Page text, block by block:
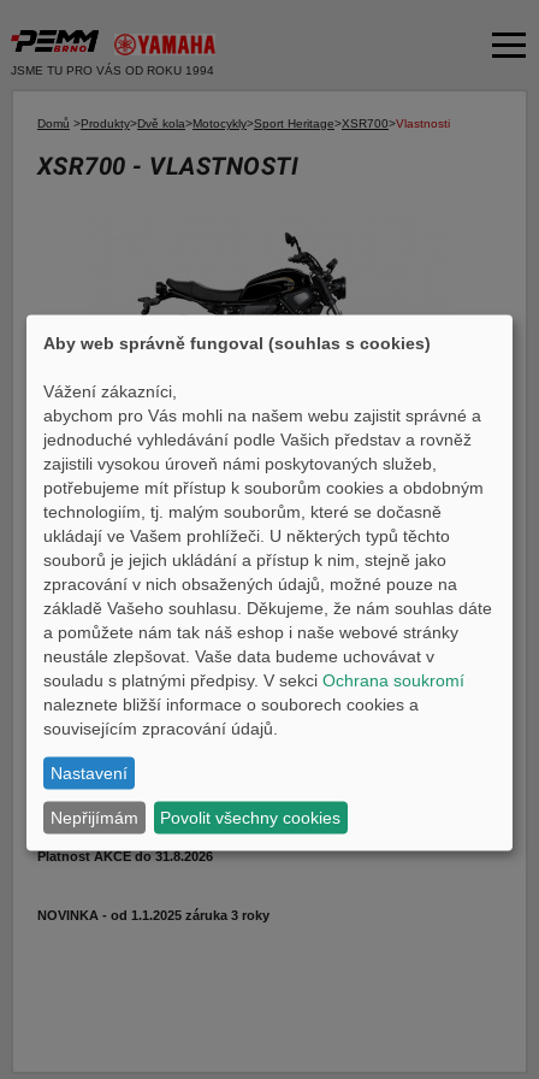
JSME TU PRO VÁS OD ROKU 1994
Produkty
Motocykly
Skútry
Čtyři kola
Čtyřkolky
Servis
Bazar moto
Bazar ND
Moto k testu
Financování a pojištění
E-shop Yamaha
E-shop Pneu
Domů >Produkty>Dvě kola>Motocykly>Sport Heritage>XSR700>Vlastnosti
XSR700 - VLASTNOSTI
Základní informace
Galerie
Vlastnosti
Technické údaje
Ke stažení
Porovnání
CENA
209.990 Kč
CENY KLESAJÍ, ZÁŽITEK ZŮSTÁVÁ
MY24184.990 Kč
Platnost AKCE do 31.8.2026
NOVINKA - od 1.1.2025 záruka 3 roky
Aby web správně fungoval (souhlas s cookies)
Vážení zákazníci,
abychom pro Vás mohli na našem webu zajistit správné a
jednoduché vyhledávání podle Vašich představ a rovněž
zajistili vysokou úroveň námi poskytovaných služeb,
potřebujeme mít přístup k souborům cookies a obdobným
technologiím, tj. malým souborům, které se dočasně
ukládají ve Vašem prohlížeči. U některých typů těchto
souborů je jejich ukládání a přístup k nim, stejně jako
zpracování v nich obsažených údajů, možné pouze na
základě Vašeho souhlasu. Děkujeme, že nám souhlas dáte
a pomůžete nám tak náš eshop i naše webové stránky
neustále zlepšovat. Vaše data budeme uchovávat v
souladu s platnými předpisy. V sekciOchrana soukromí
naleznete bližší informace o souborech cookies a
souvisejícím zpracování údajů.
Nastavení
Nepřijímám Povolit všechny cookies